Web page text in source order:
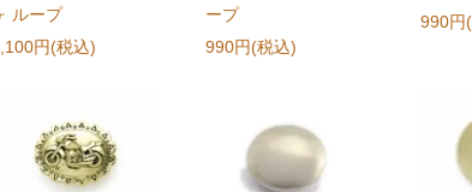
ループ
円(税込)
ープ
990円(税込)
990円